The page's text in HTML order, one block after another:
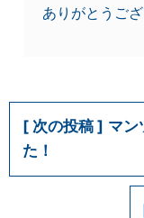
ありがとうござ
マン
た！